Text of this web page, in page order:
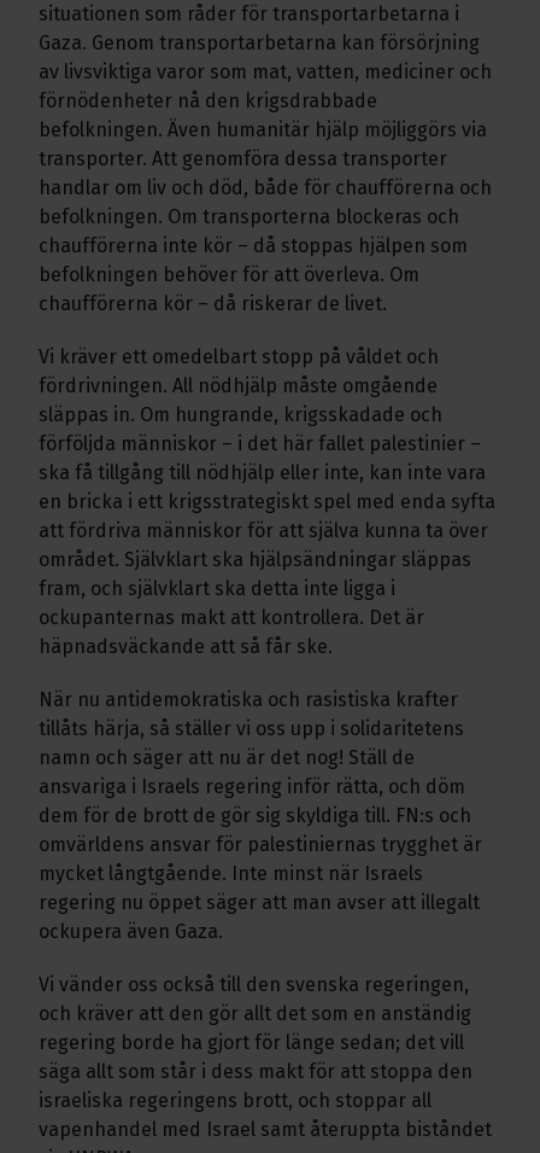
situationen som råder för transportarbetarna i
Gaza. Genom transportarbetarna kan försörjning
av livsviktiga varor som mat, vatten, mediciner och
förnödenheter nå den krigsdrabbade
befolkningen. Även humanitär hjälp möjliggörs via
transporter. Att genomföra dessa transporter
handlar om liv och död, både för chaufförerna och
befolkningen. Om transporterna blockeras och
chaufförerna inte kör – då stoppas hjälpen som
befolkningen behöver för att överleva. Om
chaufförerna kör – då riskerar de livet.
Vi kräver ett omedelbart stopp på våldet och
fördrivningen. All nödhjälp måste omgående
släppas in. Om hungrande, krigsskadade och
förföljda människor – i det här fallet palestinier –
ska få tillgång till nödhjälp eller inte, kan inte vara
en bricka i ett krigsstrategiskt spel med enda syfta
att fördriva människor för att själva kunna ta över
området. Självklart ska hjälpsändningar släppas
fram, och självklart ska detta inte ligga i
ockupanternas makt att kontrollera. Det är
häpnadsväckande att så får ske.
När nu antidemokratiska och rasistiska krafter
tillåts härja, så ställer vi oss upp i solidaritetens
namn och säger att nu är det nog! Ställ de
ansvariga i Israels regering inför rätta, och döm
dem för de brott de gör sig skyldiga till. FN:s och
omvärldens ansvar för palestiniernas trygghet är
mycket långtgående. Inte minst när Israels
regering nu öppet säger att man avser att illegalt
ockupera även Gaza.
Vi vänder oss också till den svenska regeringen,
och kräver att den gör allt det som en anständig
regering borde ha gjort för länge sedan; det vill
säga allt som står i dess makt för att stoppa den
israeliska regeringens brott, och stoppar all
vapenhandel med Israel samt återuppta biståndet